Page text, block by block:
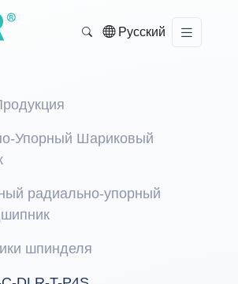
Русский
Упорный Шариковый
радиально-упорный
шпинделя